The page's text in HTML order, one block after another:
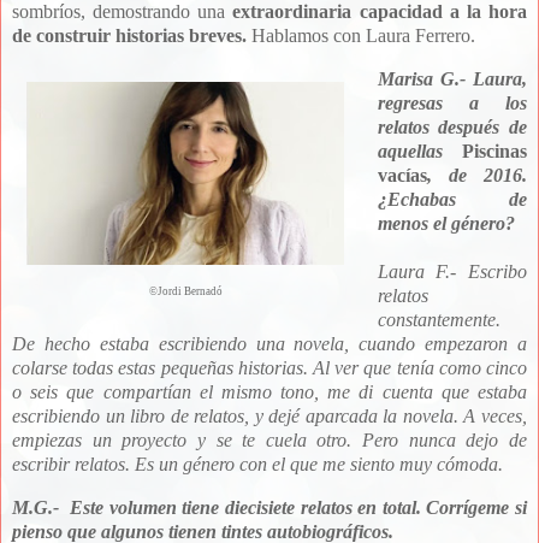
sombríos, demostrando unaextraordinaria capacidad a la hora
de construir historias breves. Hablamos con Laura Ferrero.
©Jordi Bernadó
Marisa G.- Laura,
regresas a los
relatos después de
aquellas Piscinas
vacías, de 2016.
¿Echabas de
menos el género?
Laura F.- Escribo
relatos
constantemente.
De hecho estaba escribiendo una novela, cuando empezaron a
colarse todas estas pequeñas historias. Al ver que tenía como cinco
o seis que compartían el mismo tono, me di cuenta que estaba
escribiendo un libro de relatos, y dejé aparcada la novela. A veces,
empiezas un proyecto y se te cuela otro. Pero nunca dejo de
escribir relatos. Es un género con el que me siento muy cómoda.
M.G.- Este volumen tiene diecisiete relatos en total. Corrígeme si
pienso que algunos tienen tintes autobiográficos.